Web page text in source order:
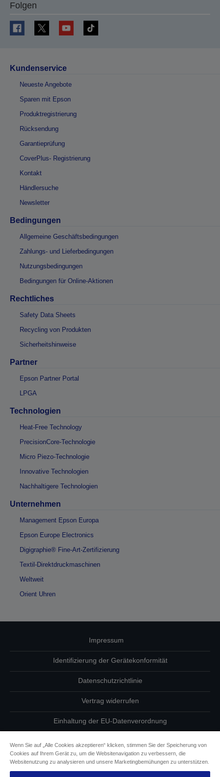
Folgen
Kundenservice
Neueste Angebote
Sparen mit Epson
Produktregistrierung
Rücksendung
Garantieprüfung
CoverPlus- Registrierung
Kontakt
Händlersuche
Newsletter
Bedingungen
Allgemeine Geschäftsbedingungen
Zahlungs- und Lieferbedingungen
Nutzungsbedingungen
Bedingungen für Online-Aktionen
Rechtliches
Safety Data Sheets
Recycling von Produkten
Sicherheitshinweise
Partner
Epson Partner Portal
LPGA
Technologien
Heat-Free Technology
PrecisionCore-Technologie
Micro Piezo-Technologie
Innovative Technologien
Nachhaltigere Technologien
Unternehmen
Management Epson Europa
Epson Europe Electronics
Digigraphie® Fine-Art-Zertifizierung
Textil-Direktdruckmaschinen
Weltweit
Orient Uhren
Impressum
Identifizierung der Gerätekonformität
Datenschutzrichtlinie
Vertrag widerrufen
Einhaltung der EU-Datenverordnung
Informationen zu Cookies
Wenn Sie auf „Alle Cookies akzeptieren“ klicken, stimmen Sie der Speicherung von
Cookies auf Ihrem Gerät zu, um die Websitenavigation zu verbessern, die
Websitenutzung zu analysieren und unsere Marketingbemühungen zu unterstützen.